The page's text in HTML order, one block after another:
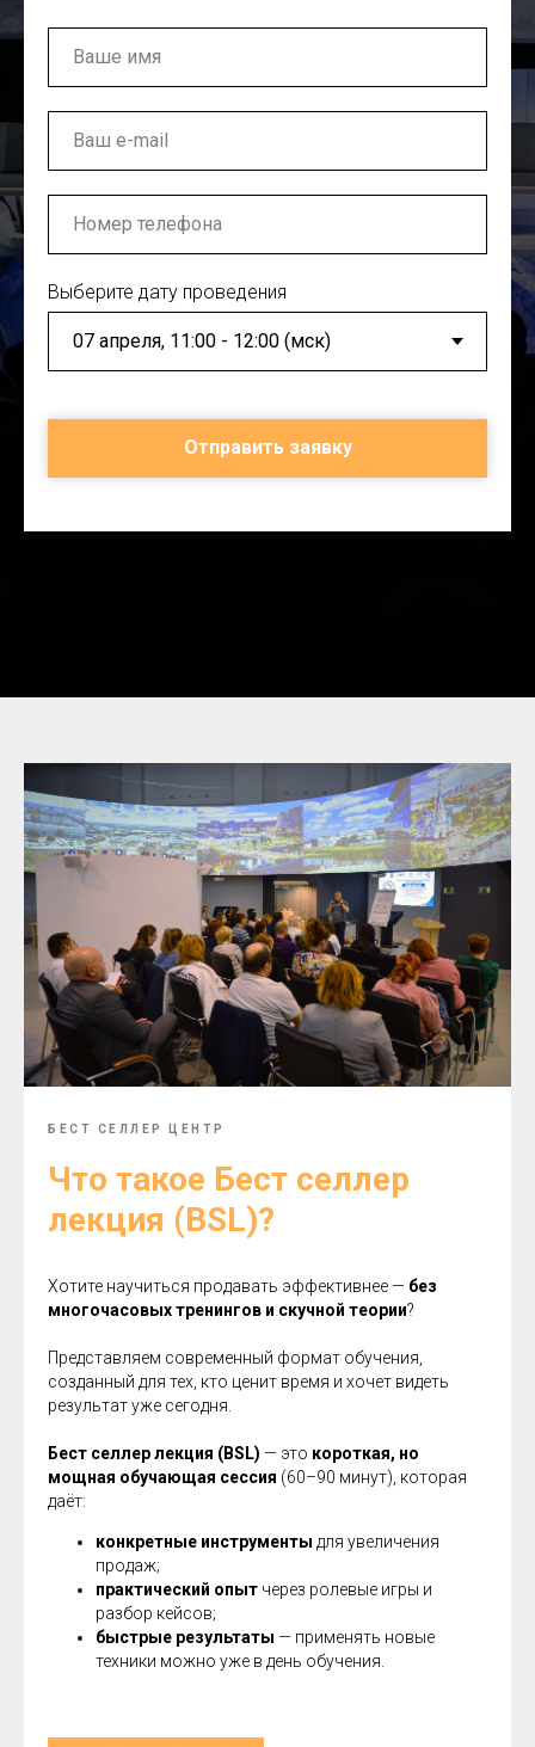
Выберите дату проведения
Отправить заявку
БЕСТ СЕЛЛЕР ЦЕНТР
Что такое Бест селлер
лекция (BSL)?
Хотите научиться продавать эффективнее — без
многочасовых тренингов и скучной теории?
Представляем современный формат обучения,
созданный для тех, кто ценит время и хочет видеть
результат уже сегодня.
Бест селлер лекция (BSL) — это короткая, но
мощная обучающая сессия (60–90 минут), которая
даёт:
конкретные инструменты для увеличения
продаж;
практический опыт через ролевые игры и
разбор кейсов;
быстрые результаты — применять новые
техники можно уже в день обучения.